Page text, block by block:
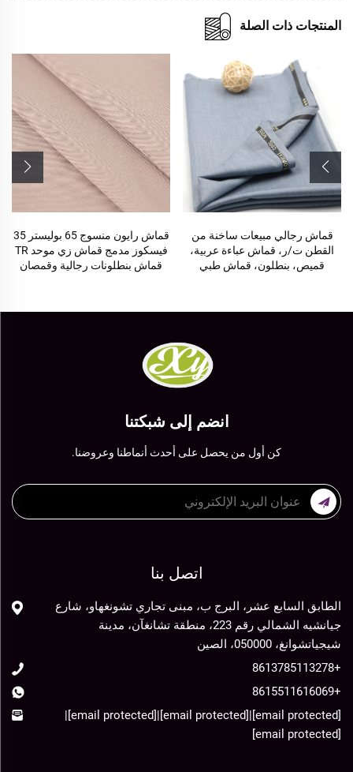
المنتجات ذات الصلة
قماش رجالي مبيعات ساخنة من
القطن ت/ر، قماش عباءة عربية،
قميص، بنطلون، قماش طبي
قماش رايون منسوج 65 بوليستر 35
فيسكوز مدمج قماش زي موحد TR
قماش بنطلونات رجالية وقمصان
انضم إلى شبكتنا
كن أول من يحصل على أحدث أنماطنا وعروضنا.
اتصل بنا
الطابق السابع عشر، البرج ب، مبنى تجاري تشونغهاو، شارع
جيانشيه الشمالي رقم 223، منطقة تشانغآن، مدينة
شيجياتشوانغ، 050000، الصين
+8613785113278
+8615511616069
[email protected]
|
[email protected]
|
[email protected]
|
[email protected]